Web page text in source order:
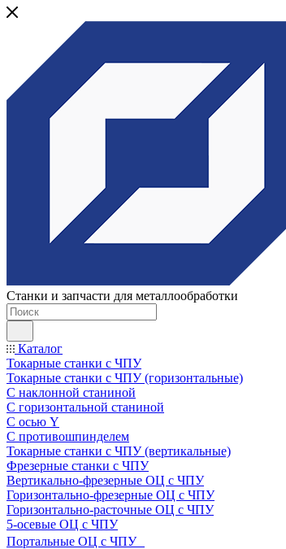
Станки и запчасти для металлообработки
Каталог
Токарные станки с ЧПУ
Токарные станки с ЧПУ (горизонтальные)
С наклонной станиной
С горизонтальной станиной
С осью Y
С противошпинделем
Токарные станки с ЧПУ (вертикальные)
Фрезерные станки с ЧПУ
Вертикально-фрезерные ОЦ с ЧПУ
Горизонтально-фрезерные ОЦ с ЧПУ
Горизонтально-расточные ОЦ с ЧПУ
5-осевые ОЦ с ЧПУ
Портальные ОЦ с ЧПУ